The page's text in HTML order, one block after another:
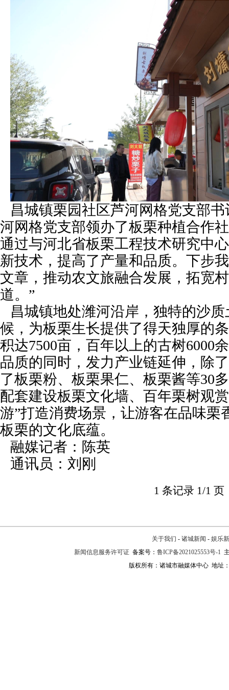
昌城镇栗园社区芦河网格党支部
河网格党支部领办了板栗种植合作
通过与河北省板栗工程技术研究中
新技术，提高了产量和品质。下步
文章，推动农文旅融合发展，拓宽
道。”
昌城镇地处潍河沿岸，独特的沙
候，为板栗生长提供了得天独厚的
积达7500亩，百年以上的古树6000
品质的同时，发力产业链延伸，除
了板栗粉、板栗果仁、板栗酱等30
配套建设板栗文化墙、百年栗树观
游”打造消费场景，让游客在品味栗
板栗的文化底蕴。
融媒记者：陈英
通讯员：刘刚
1 条记录 1/1 页
关于我们 - 诸城新闻 - 娱乐
新闻信息服务许可证备案号： 鲁ICP备2021025553号-1
版权所有：诸城市融媒体中心 地址